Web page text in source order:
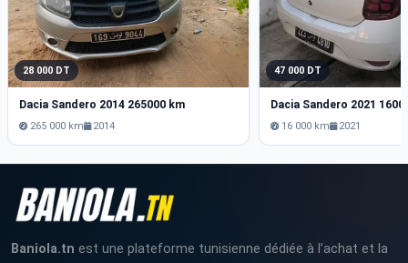
28 000 DT
Dacia Sandero 2014 265000 km
265 000 km 2014
47 000 DT
Dacia Sandero 2021
16 000 km 2021
Baniola.tn est une plateforme tunisienne dédiée à l’achat et la